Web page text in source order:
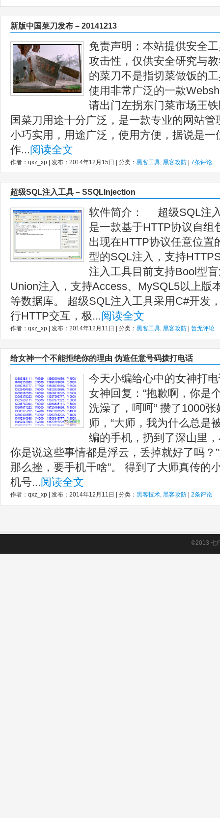
新版中国菜刀发布 – 20141213
免责声明：本站提供安全
攻击性，仅供安全研究与
的菜刀不是指切菜做饭的
使用非常广泛的一款
请出门左拐东门菜市场王
国菜刀用途十分广泛，是一款专业的网站
小巧实用，用途广泛，使用方便，据说是
作...阅读全文
作者：qxz_xp | 发布：2014年12月15日 | 分类： 黑客工具, 黑客攻防 7条评论
超级SQL注入工具 – SSQLInjection
软件简介： 超级SQL注
是一款基于HTTP协议自组
出现在HTTP协议任意位置
型的SQL注入，支持
注入工具目前支持Bool型
Union注入，支持Access、MySQL5以上版
等数据库。 超级SQL注入工具采用C#开发
行HTTP交互，极...阅读全文
作者：qxz_xp | 发布：2014年12月11日 | 分类： 黑客工具, 黑客攻防 暂无评论
给女神一个不能拒绝你的理由 伪造任意号码拨打电话
今天小编给心中的女神打
女神回复：“抱歉啊，你是
洗澡了，呵呵” 攒了1000
师，“大师，我为什么总是
编的手机，扔到了深山里
你是说这些事情都是浮云，丢掉就好了吗？
那么挫，要手机干啥”。 得到了大师真传的
机号...阅读全文
作者：qxz_xp | 发布：2014年12月11日 | 分类： 黑客技术, 黑客攻防 2条评论
©2013 七